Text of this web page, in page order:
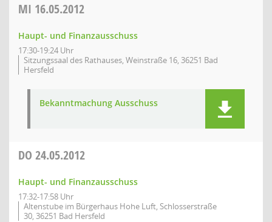
MI 16.05.2012
Haupt- und Finanzausschuss
17:30-19:24 Uhr
Sitzungssaal des Rathauses, Weinstraße 16, 36251 Bad
Hersfeld
Bekanntmachung Ausschuss
DO 24.05.2012
Haupt- und Finanzausschuss
17:32-17:58 Uhr
Altenstube im Bürgerhaus Hohe Luft, Schlosserstraße
30, 36251 Bad Hersfeld